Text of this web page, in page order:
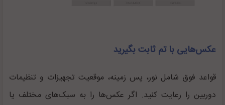
عکس‌هایی با تم ثابت بگیرید
قواعد فوق شامل نور، پس زمینه، موقعیت تجهیزات و تنظیمات
دوربین را رعایت کنید. اگر عکس‌ها را به سبک‌های مختلف یا